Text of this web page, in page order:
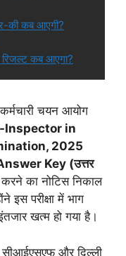
की कब आएगी?
कब आएगा?
कर्मचारी चयन आयोग
Inspector in
2025
Key (उत्तर
करने का नोटिस निकाल
इस परीक्षा में भाग
खत्म हो गया है।
सीआईएसएफ और दिल्ली